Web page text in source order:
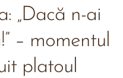
„Dacă n-ai
– momentul
platoul